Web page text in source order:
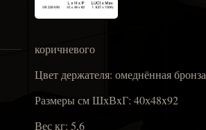
коричневого
Цвет держателя: омеднённая бронза
Размеры см ШхВxГ: 40х48x92
Вес кг: 5,6